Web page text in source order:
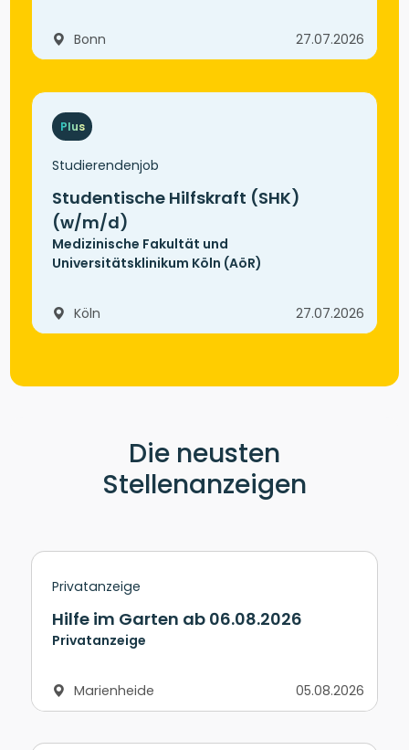
Bonn 27.07.2026
Plus
Studierendenjob
Studentische Hilfskraft (SHK)
(w/m/d)
Medizinische Fakultät und
Universitätsklinikum Köln (AöR)
Köln 27.07.2026
Die neusten
Stellenanzeigen
Privatanzeige
Hilfe im Garten ab 06.08.2026
Privatanzeige
Marienheide 05.08.2026